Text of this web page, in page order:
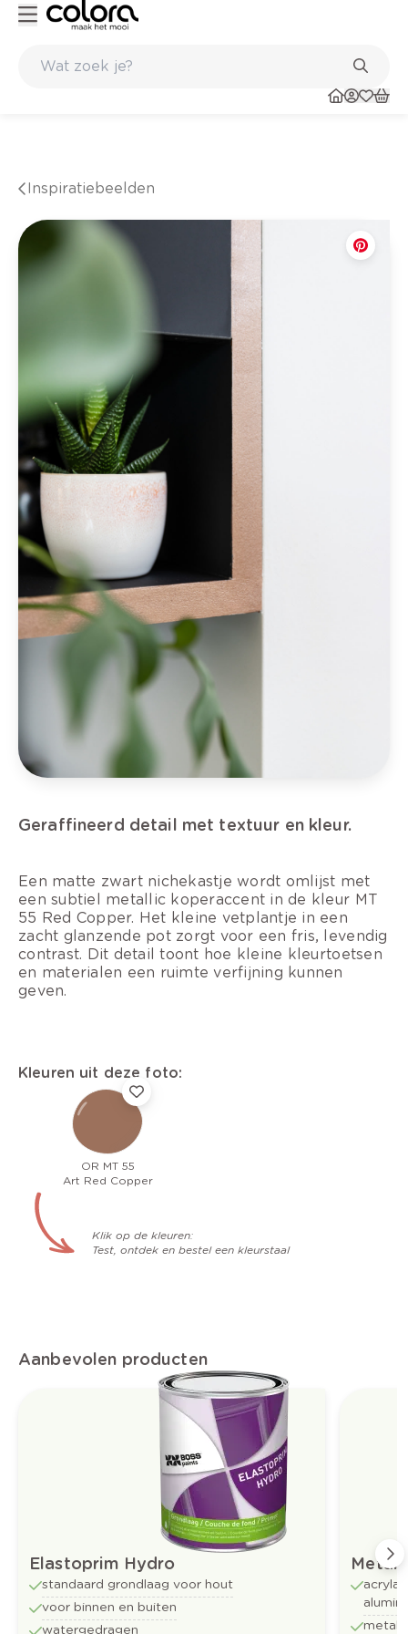
Inspiratiebeelden
Geraffineerd detail met textuur en kleur.
Een matte zwart nichekastje wordt omlijst met
een subtiel metallic koperaccent in de kleur MT
55 Red Copper. Het kleine vetplantje in een
zacht glanzende pot zorgt voor een fris, levendig
contrast. Dit detail toont hoe kleine kleurtoetsen
en materialen een ruimte verfijning kunnen
geven.
Kleuren uit deze foto:
OR MT 55
Art Red Copper
Klik op de kleuren:
Test, ontdek en bestel een kleurstaal
Aanbevolen producten
Elastoprim Hydro
standaard grondlaag voor hout
voor binnen en buiten
watergedragen